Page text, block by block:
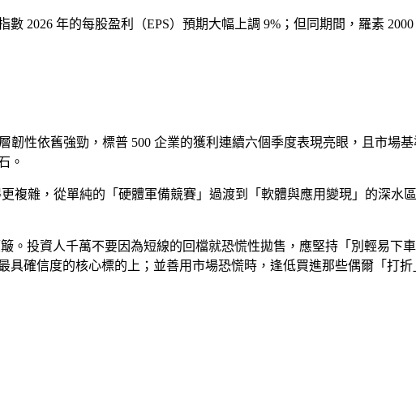
2026 年的每股盈利（EPS）預期大幅上調 9%；但同期間，羅素
韌性依舊強勁，標普 500 企業的獲利連續六個季度表現亮眼，且市場
。
複雜，從單純的「硬體軍備競賽」過渡到「軟體與應用變現」的深水
。投資人千萬不要因為短線的回檔就恐慌性拋售，應堅持「別輕易下
確信度的核心標的上；並善用市場恐慌時，逢低買進那些偶爾「打